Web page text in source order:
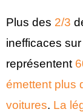
Plus des 2/3
inefficaces
représentent
émettent plus
voitures. La